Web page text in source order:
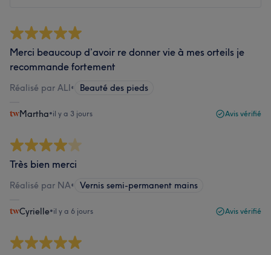
Merci beaucoup d’avoir re donner vie à mes orteils je
recommande fortement
Réalisé par ALI• Beauté des pieds
Martha•il y a 3 jours Avis vérifié
Très bien merci
Réalisé par NA• Vernis semi-permanent mains
Cyrielle•il y a 6 jours Avis vérifié